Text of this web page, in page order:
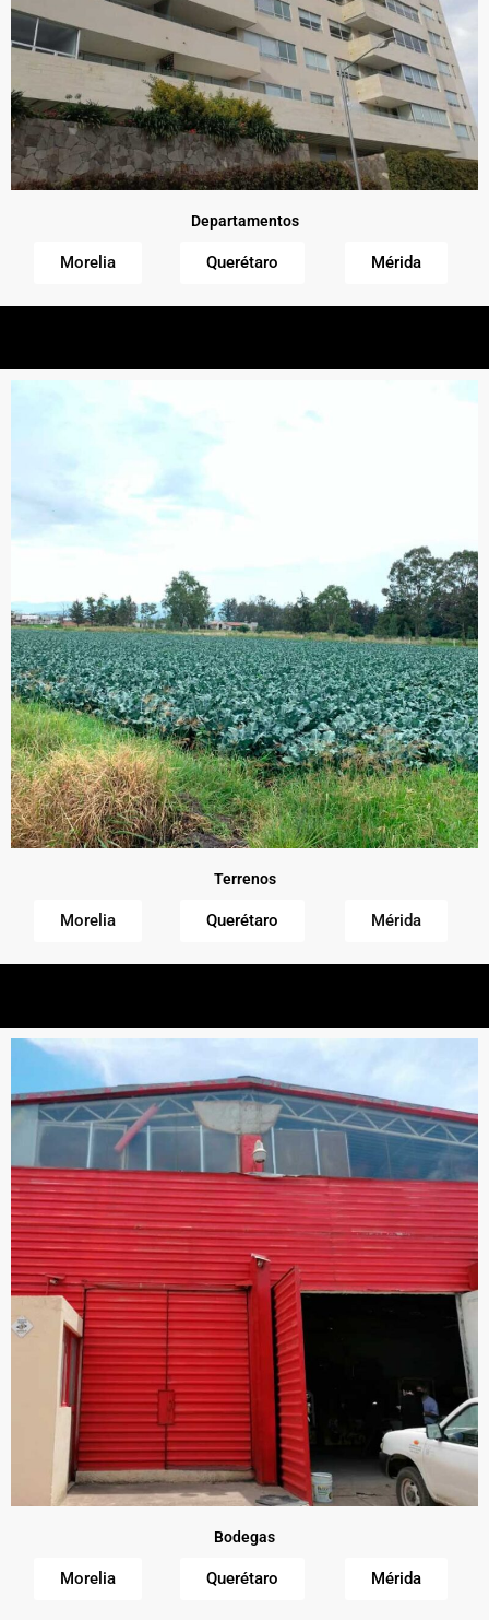
Departamentos
Morelia Querétaro Mérida
Terrenos
Morelia Querétaro Mérida
Bodegas
Morelia Querétaro Mérida